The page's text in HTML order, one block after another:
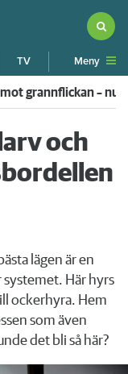
TV Meny
hyror – hyresgäst
och
lägen är en
systemet. Här hyrs
ockerhyra. Hem
som även
det bli så här?